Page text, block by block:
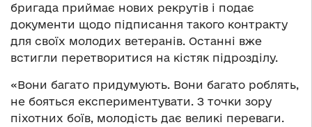
бригада приймає нових рекрутів і подає
документи щодо підписання такого контракту
для своїх молодих ветеранів. Останні вже
встигли перетворитися на кістяк підрозділу.
«Вони багато придумують. Вони багато роблять,
не бояться експериментувати. З точки зору
піхотних боїв, молодість дає великі переваги.